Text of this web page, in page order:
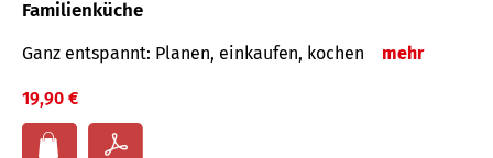
Familienküche
Ganz entspannt: Planen, einkaufen, kochen mehr
19,90 €